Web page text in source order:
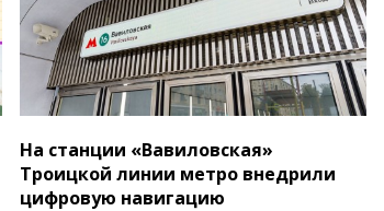
На станции «Вавиловская»
Троицкой линии метро внедрили
цифровую навигацию